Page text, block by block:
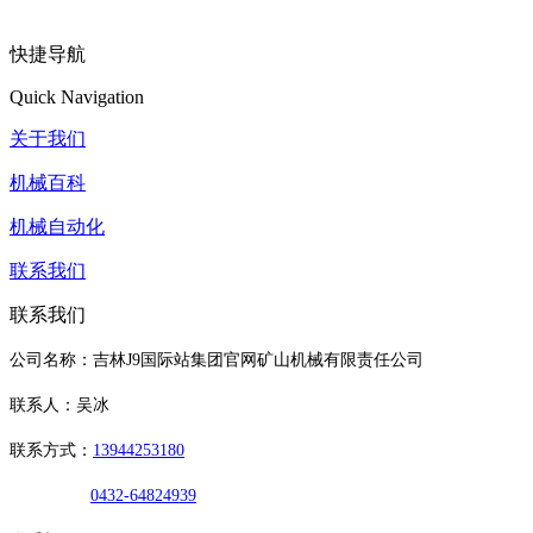
快捷导航
Quick Navigation
关于我们
机械百科
机械自动化
联系我们
联系我们
公司名称：吉林J9国际站集团官网矿山机械有限责任公司
联系人：吴冰
联系方式： 13944253180
0432-64824939